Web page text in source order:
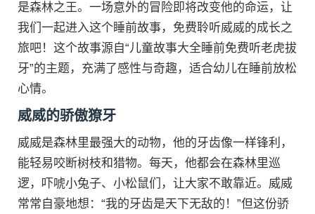
是森林之王。一场意外的冒险即将改变他的命运，让
我们一起进入这个睡前故事，免费聆听威威的成长之
旅吧！这个故事源自“儿童故事大全睡前免费听老虎拔
牙”的主题，充满了感性与奇趣，适合幼儿在睡前放松
心情。
威威的骄傲獠牙
威威是森林里最强大的动物，他的牙齿像一样锋利，
能轻易咬断树枝和猎物。每天，他都会在森林里巡
逻，吓唬小兔子、小松鼠们，让大家不敢靠近。威威
常常自豪地想：“我的牙齿是天下无敌的！”但这份骄